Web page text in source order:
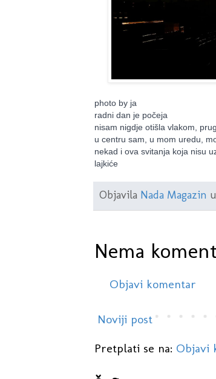
photo by ja
radni dan je počeja
nisam nigdje otišla vlakom,
u centru sam, u mom uredu,
nekad i ova svitanja koja nisu
lajkiće
Objavila Nada Magazin u
Nema
Objavi komentar
Noviji post
Pretplati se na: Objavi